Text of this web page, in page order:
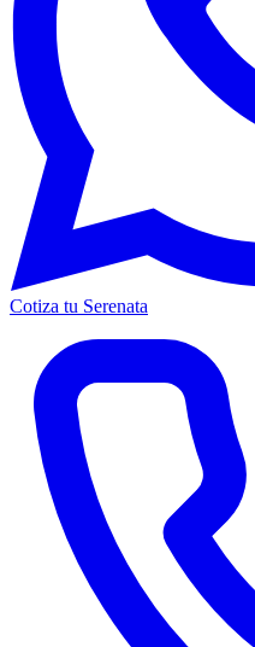
Cotiza tu Serenata